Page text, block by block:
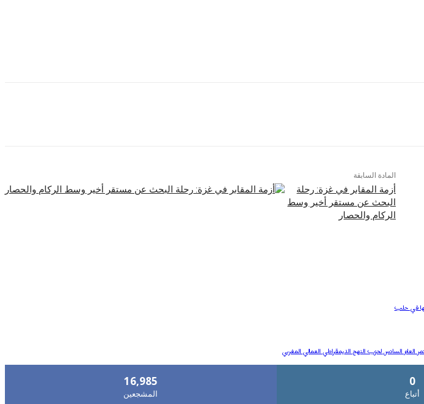
المادة السابقة
أزمة المقابر في غزة: رحلة
البحث عن مستقر أخير وسط
الركام والحصار
العام السادس لحزب النهج الديمقراطي العمالي المغربي
16,985
المشجعين
0
أتباع